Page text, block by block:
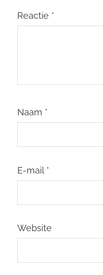
Reactie *
Naam *
E-mail *
Website